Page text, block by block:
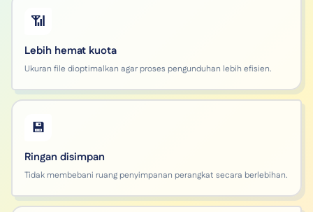
📶
Lebih hemat kuota
Ukuran file dioptimalkan agar proses pengunduhan lebih efisien.
💾
Ringan disimpan
Tidak membebani ruang penyimpanan perangkat secara berlebihan.